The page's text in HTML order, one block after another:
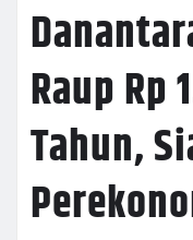
Raup Rp
Tahun,